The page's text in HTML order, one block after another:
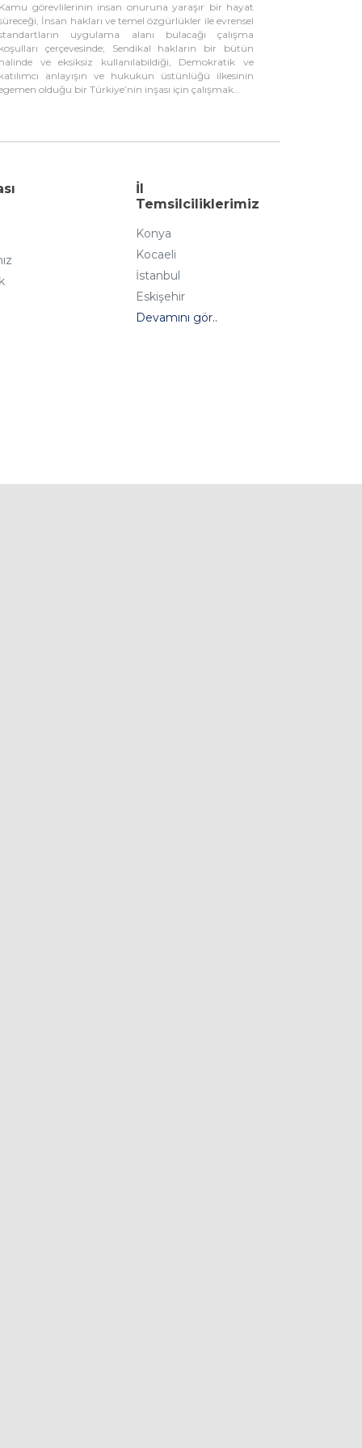
görevlilerinin insan onuruna yaraşır bir hayat
İnsan hakları ve temel özgürlükler ile evrensel
uygulama alanı bulacağı çalışma
çerçevesinde; Sendikal hakların bir bütün
ve eksiksiz kullanılabildiği, Demokratik ve
anlayışın ve hukukun üstünlüğü ilkesinin
olduğu bir Türkiye’nin inşası için çalışmak…
İl
Temsilciliklerimiz
Konya
Kocaeli
İstanbul
Eskişehir
Devamını gör..